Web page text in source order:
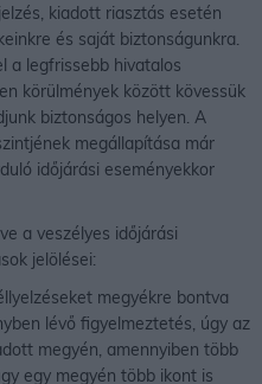
kiadott riasztás esetén
és saját biztonságunkra.
a legfrissebb hivatalos
körülmények között kövessük
biztonságos helyen. A
megállapítása már
időjárási eseményekkor
a veszélyes időjárási
jelölései:
megyékre bontva
lévő figyelmeztetés, úgy az
megyén, amennyiben több
egy megyén több ikont is